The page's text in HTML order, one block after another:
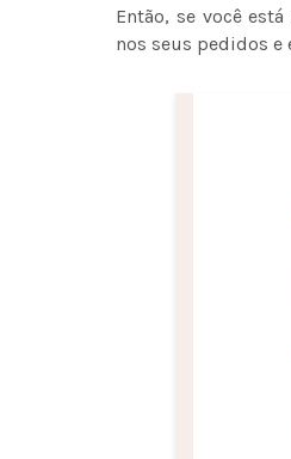
Então, se você
nos seus pedidos